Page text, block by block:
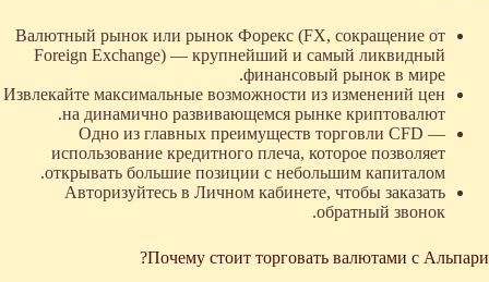
Валютный рынок или рынок Форекс (FX, сокращение от
Foreign Exchange) — крупнейший и самый ликвидный
финансовый рынок в мире.
Извлекайте максимальные возможности из изменений цен
на динамично развивающемся рынке криптовалют.
Одно из главных преимуществ торговли CFD —
использование кредитного плеча, которое позволяет
открывать большие позиции с небольшим капиталом.
Авторизуйтесь в Личном кабинете, чтобы заказать
обратный звонок.
Почему стоит торговать валютами с Альпари?